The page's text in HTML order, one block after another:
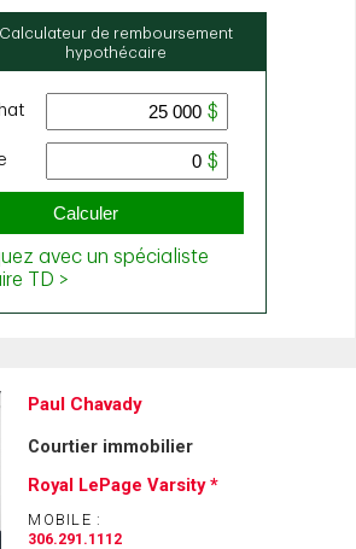
Paul Chavady
Courtier immobilier
Royal LePage Varsity *
MOBILE :
306.291.1112